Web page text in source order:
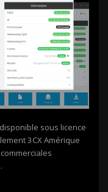
sous licence
3CX Amérique